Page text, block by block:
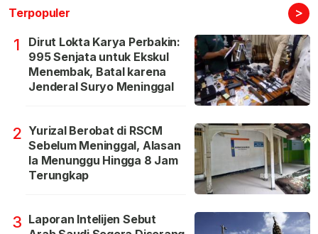
Terpopuler >
1
Dirut Lokta Karya Perbakin:
995 Senjata untuk Ekskul
Menembak, Batal karena
Jenderal Suryo Meninggal
2 Yurizal Berobat di RSCM
Sebelum Meninggal, Alasan
Ia Menunggu Hingga 8 Jam
Terungkap
3 Laporan Intelijen Sebut